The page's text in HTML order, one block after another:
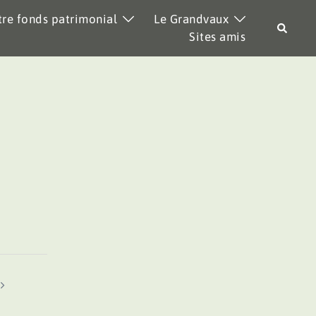
fonds patrimonial
Le Grandvaux
Sites amis